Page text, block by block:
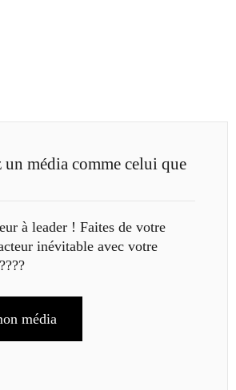
un média comme celui que
à leader ! Faites de votre
inévitable avec votre
média